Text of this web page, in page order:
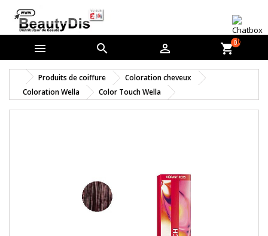
   shopping_cart0
Produits de coiffure
Coloration cheveux
Coloration Wella
Color Touch Wella